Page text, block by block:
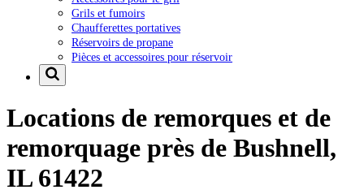
Grils et fumoirs
Chaufferettes portatives
Réservoirs de propane
Pièces et accessoires pour réservoir
Locations de remorques et de
remorquage près de Bushnell,
IL 61422